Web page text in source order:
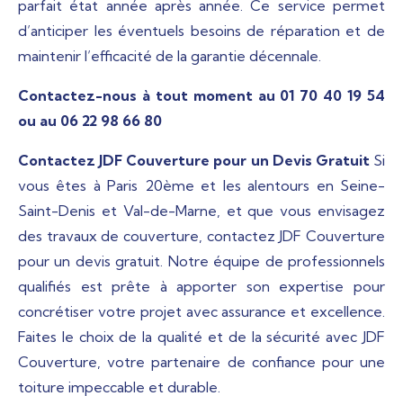
parfait état année après année. Ce service permet
d’anticiper les éventuels besoins de réparation et de
maintenir l’efficacité de la garantie décennale.
Contactez-nous à tout moment au 01 70 40 19 54
ou au 06 22 98 66 80
Contactez JDF Couverture pour un Devis GratuitSi
vous êtes à Paris 20ème et les alentours en Seine-
Saint-Denis et Val-de-Marne, et que vous envisagez
des travaux de couverture, contactez JDF Couverture
pour un devis gratuit. Notre équipe de professionnels
qualifiés est prête à apporter son expertise pour
concrétiser votre projet avec assurance et excellence.
Faites le choix de la qualité et de la sécurité avec JDF
Couverture, votre partenaire de confiance pour une
toiture impeccable et durable.